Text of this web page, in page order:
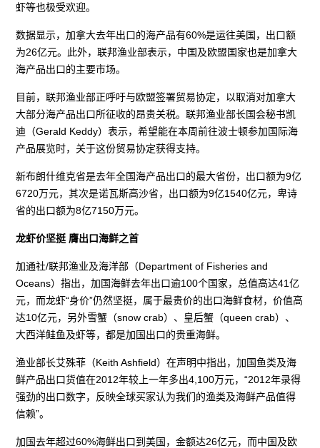
虾等也极受欢迎。
数据显示，加拿大去年出口的海产品有60%是运往美国，出口额
为26亿元。此外，联邦渔业部表示，中国及欧盟国家也是加拿大
海产品出口的主要市场。
目前，联邦渔业部正呼吁与欧盟签署贸易协定，以取消对加拿大
大部分海产品出口所征收的昂贵关税。联邦渔业部长国会秘书凯
迪（Gerald Keddy）表示，希望能在本周前往波士顿参加国际海
产品展览时，关于这份贸易协定获得支持。
新布朗什维克省是去年全国海产品出口的最大省份，出口额为9亿
6720万元，其次是诺瓦斯高沙省，出口额为9亿1540亿元，卑诗
省的出口额为8亿7150万元。
龙虾价坚挺 膺出口海鲜之首
加通社/联邦渔业及海洋部（Department of Fisheries and
Oceans）指出，加国海鲜去年出口逾100个国家，总值高达41亿
元，而龙虾“身价”仍然坚挺，属于最贵价的出口海鲜食材，价值高
达10亿元，另外雪蟹（snow crab）、皇后蟹（queen crab）、
大西洋鲑鱼及虾等，都是加国出口的贵重海鲜。
渔业部长艾殊菲（Keith Ashfield）在声明中指出，加国鱼类及海
鲜产品出口货值在2012年较上一年多出4,100万元，“2012年录得
强劲的出口数字，反映全球买家认为我们的渔类及海鲜产品值得
信赖”。
加国去年超过60%海鲜出口到美国，金额达26亿元，而中国及欧